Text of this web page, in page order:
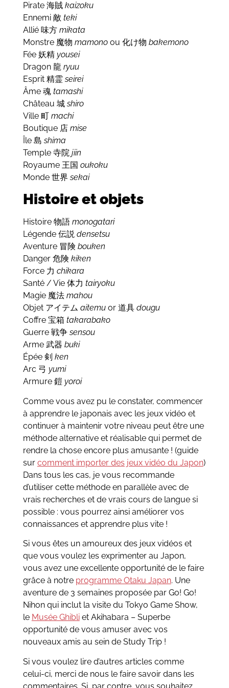
Pirate 海賊 kaizoku
Ennemi 敵 teki
Allié 味方 mikata
Monstre 魔物 mamonoou 化け物 bakemono
Fée 妖精 yousei
Dragon 龍 ryuu
Esprit 精霊seirei
Âme 魂 tamashi
Château 城shiro
Ville 町 machi
Boutique 店 mise
Île 島shima
Temple 寺院 jiin
Royaume 王国 oukoku
Monde 世界sekai
Histoire et objets
Histoire 物語 monogatari
Légende 伝説 densetsu
Aventure 冒険 bouken
Danger 危険 kiken
Force 力 chikara
Santé / Vie 体力 tairyoku
Magie 魔法 mahou
Objet アイテム aitemuor 道具 dougu
Coffre 宝箱 takarabako
Guerre 戦争sensou
Arme 武器 buki
Épée 剣 ken
Arc 弓 yumi
Armure 鎧 yoroi
Comme vous avez pu le constater, commencer
à apprendre le japonais avec les jeux vidéo et
continuer à maintenir votre niveau peut être une
méthode alternative et réalisable qui permet de
rendre la chose encore plus amusante ! (guide
sur comment importer des jeux vidéo du Japon)
Dans tous les cas, je vous recommande
d’utiliser cette méthode en parallèle avec de
vrais recherches et de vrais cours de langue si
possible : vous pourrez ainsi améliorer vos
connaissances et apprendre plus vite !
Si vous êtes un amoureux des jeux vidéos et
que vous voulez les exprimenter au Japon,
vous avez une excellente opportunité de le faire
grâce à notre programme Otaku Japan. Une
aventure de 3 semaines proposée par Go! Go!
Nihon qui inclut la visite du Tokyo Game Show,
le Musée Ghibliet Akihabara – Superbe
opportunité de vous amuser avec vos
nouveaux amis au sein de Study Trip !
Si vous voulez lire d’autres articles comme
celui-ci, merci de nous le faire savoir dans les
commentaires. Si, par contre, vous souhaitez